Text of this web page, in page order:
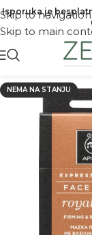
Skip to navigation
Skip to main
Isporuka je
NEMA NA STANJU